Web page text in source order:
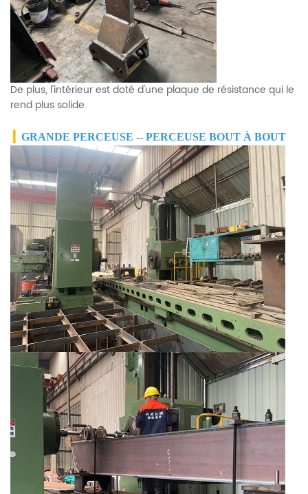
De plus, l'intérieur est doté d'une plaque de résistance qui le
rend plus solide.
GRANDE PERCEUSE -- PERCEUSE BOUT À BOUT